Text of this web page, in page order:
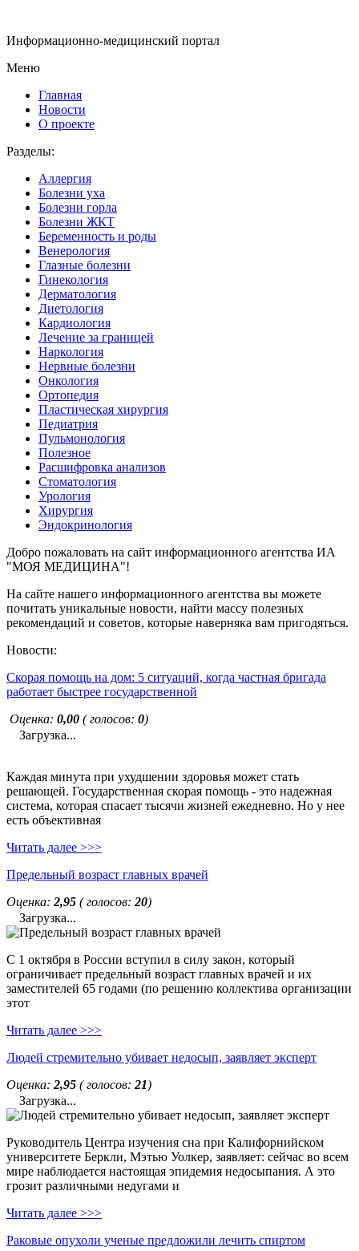
Информационно-медицинский портал
Меню
Главная
Новости
О проекте
Разделы:
Аллергия
Болезни уха
Болезни горла
Болезни ЖКТ
Беременность и роды
Венерология
Глазные болезни
Гинекология
Дерматология
Диетология
Кардиология
Лечение за границей
Наркология
Нервные болезни
Онкология
Ортопедия
Пластическая хирургия
Педиатрия
Пульмонология
Полезное
Расшифровка анализов
Стоматология
Урология
Хирургия
Эндокринология
Добро пожаловать на сайт информационного агентства ИА
"МОЯ МЕДИЦИНА"!
На сайте нашего информационного агентства вы можете
почитать уникальные новости, найти массу полезных
рекомендаций и советов, которые наверняка вам пригодяться.
Новости:
Скорая помощь на дом: 5 ситуаций, когда частная бригада
работает быстрее государственной
Оценка: 0,00 ( голосов: 0)
Загрузка...
Каждая минута при ухудшении здоровья может стать
решающей. Государственная скорая помощь - это надежная
система, которая спасает тысячи жизней ежедневно. Но у нее
есть объективная
Читать далее >>>
Предельный возраст главных врачей
Оценка: 2,95 ( голосов: 20)
Загрузка...
С 1 октября в России вступил в силу закон, который
ограничивает предельный возраст главных врачей и их
заместителей 65 годами (по решению коллектива организации
этот
Читать далее >>>
Людей стремительно убивает недосып, заявляет эксперт
Оценка: 2,95 ( голосов: 21)
Загрузка...
Руководитель Центра изучения сна при Калифорнийском
университете Беркли, Мэтью Уолкер, заявляет: сейчас во всем
мире наблюдается настоящая эпидемия недосыпания. А это
грозит различными недугами и
Читать далее >>>
Раковые опухоли ученые предложили лечить спиртом